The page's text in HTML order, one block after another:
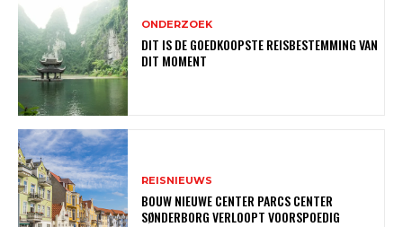
ONDERZOEK
DIT IS DE GOEDKOOPSTE REISBESTEMMING VAN
DIT MOMENT
REISNIEUWS
BOUW NIEUWE CENTER PARCS CENTER
SØNDERBORG VERLOOPT VOORSPOEDIG